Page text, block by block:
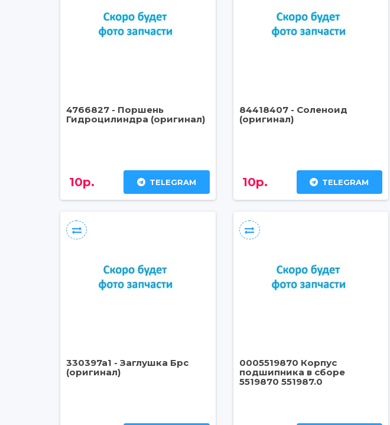
4766827 - Поршень
Гидроцилиндра (оригинал)
10р. TELEGRAM
84418407 - Соленоид
(оригинал)
10р. TELEGRAM
330397a1 - Заглушка Брс
(оригинал)
0005519870 Корпус
подшипника в сборе
5519870 551987.0